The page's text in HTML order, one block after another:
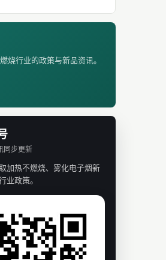
烧行业的政策与新品资讯。
同步更新
加热不燃烧、雾化电子烟新
业政策。